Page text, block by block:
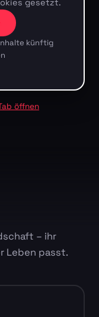
gesetzt.
künftig
öffnen
– ihr
Leben passt.